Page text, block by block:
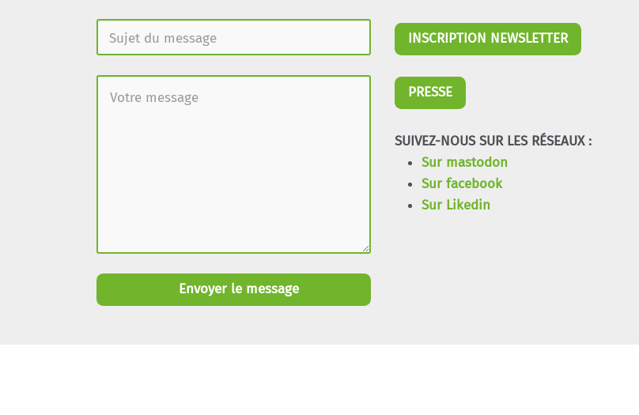
Envoyer le message
INSCRIPTION NEWSLETTER
PRESSE
SUIVEZ-NOUS SUR LES RÉSEAUX :
Sur mastodon
Sur facebook
Sur Likedin